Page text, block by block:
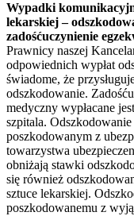
Wypadki
lekarskiej –
zadośćuczynienie
Prawnicy naszej
odpowiednich wypłat
świadome, że
odszkodowanie.
medyczny wypłacane
szpitala.
poszkodowanym z
towarzystwa
obniżają stawki
się również
sztuce lekarskiej.
poszkodowanemu z